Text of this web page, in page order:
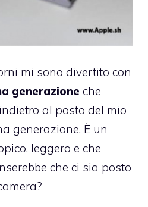
mi sono divertito con
generazione che
al posto del mio
generazione. È un
leggero e che
che ci sia posto